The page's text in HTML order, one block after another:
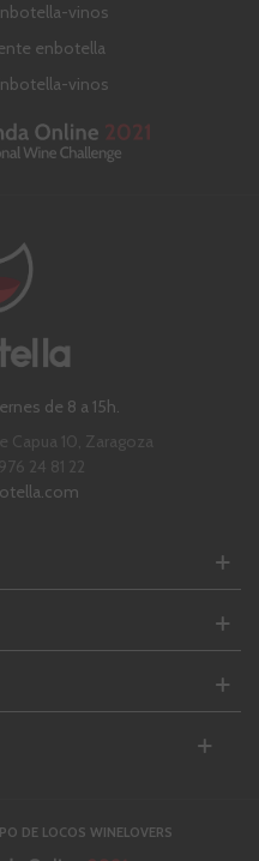
de 8 a 15h.
Capua 10, Zaragoza
976 24 81 22
DE LOCOS WINELOVERS